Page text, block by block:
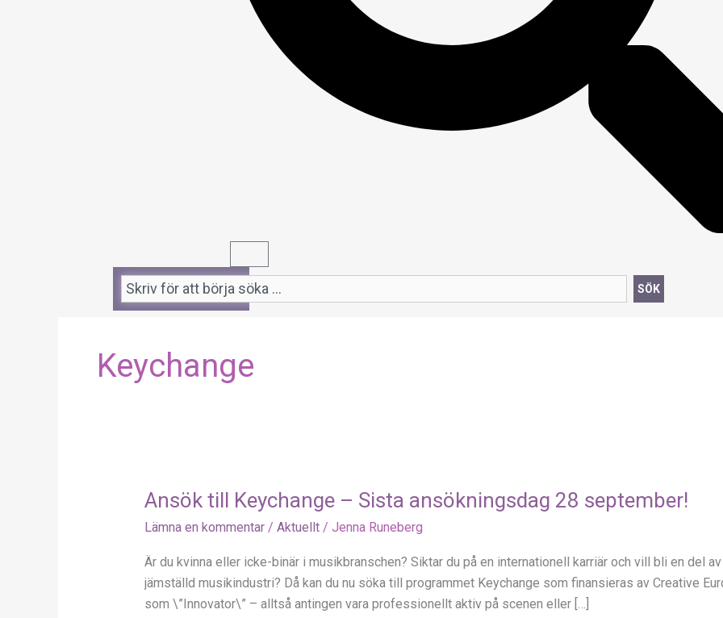
Sök SÖK
Keychange
Ansök till Keychange – Sista ansökningsdag 28 september!
Lämna en kommentar / Aktuellt/ Jenna Runeberg
Är du kvinna eller icke-binär i musikbranschen? Siktar du på en internationell karriär och vill bli en del
jämställd musikindustri? Då kan du nu söka till programmet Keychange som finansieras av Creative
som \”Innovator\” – alltså antingen vara professionellt aktiv på scenen eller […]
Ansök
–
Sista
ansökningsdag